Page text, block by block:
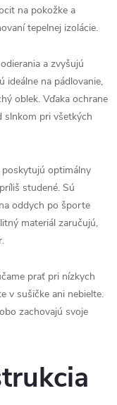
na pokožke a
tepelnej izolácie.
a zvyšujú
ideálne na pádlovanie,
oblek. Vďaka ochrane
slnkom pri všetkých
optimálny
studené. Sú
oddych po športe
materiál zaručujú,
prať pri nízkych
v sušičke ani nebielte.
zachovajú svoje